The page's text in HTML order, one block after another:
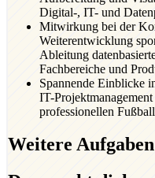
Digital-, IT- und
Mitwirkung bei der
Weiterentwicklung
Ableitung
Fachbereiche und
Spannende Einblicke
IT-
professionellen
Weitere Aufgaben